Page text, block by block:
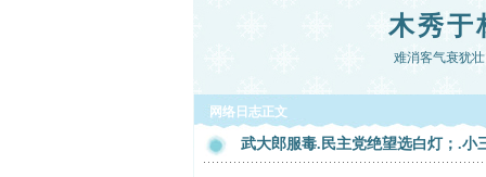
木秀于
难消客气衰犹
网络日志正文
武大郎服毒.民主党绝望选白灯；.小